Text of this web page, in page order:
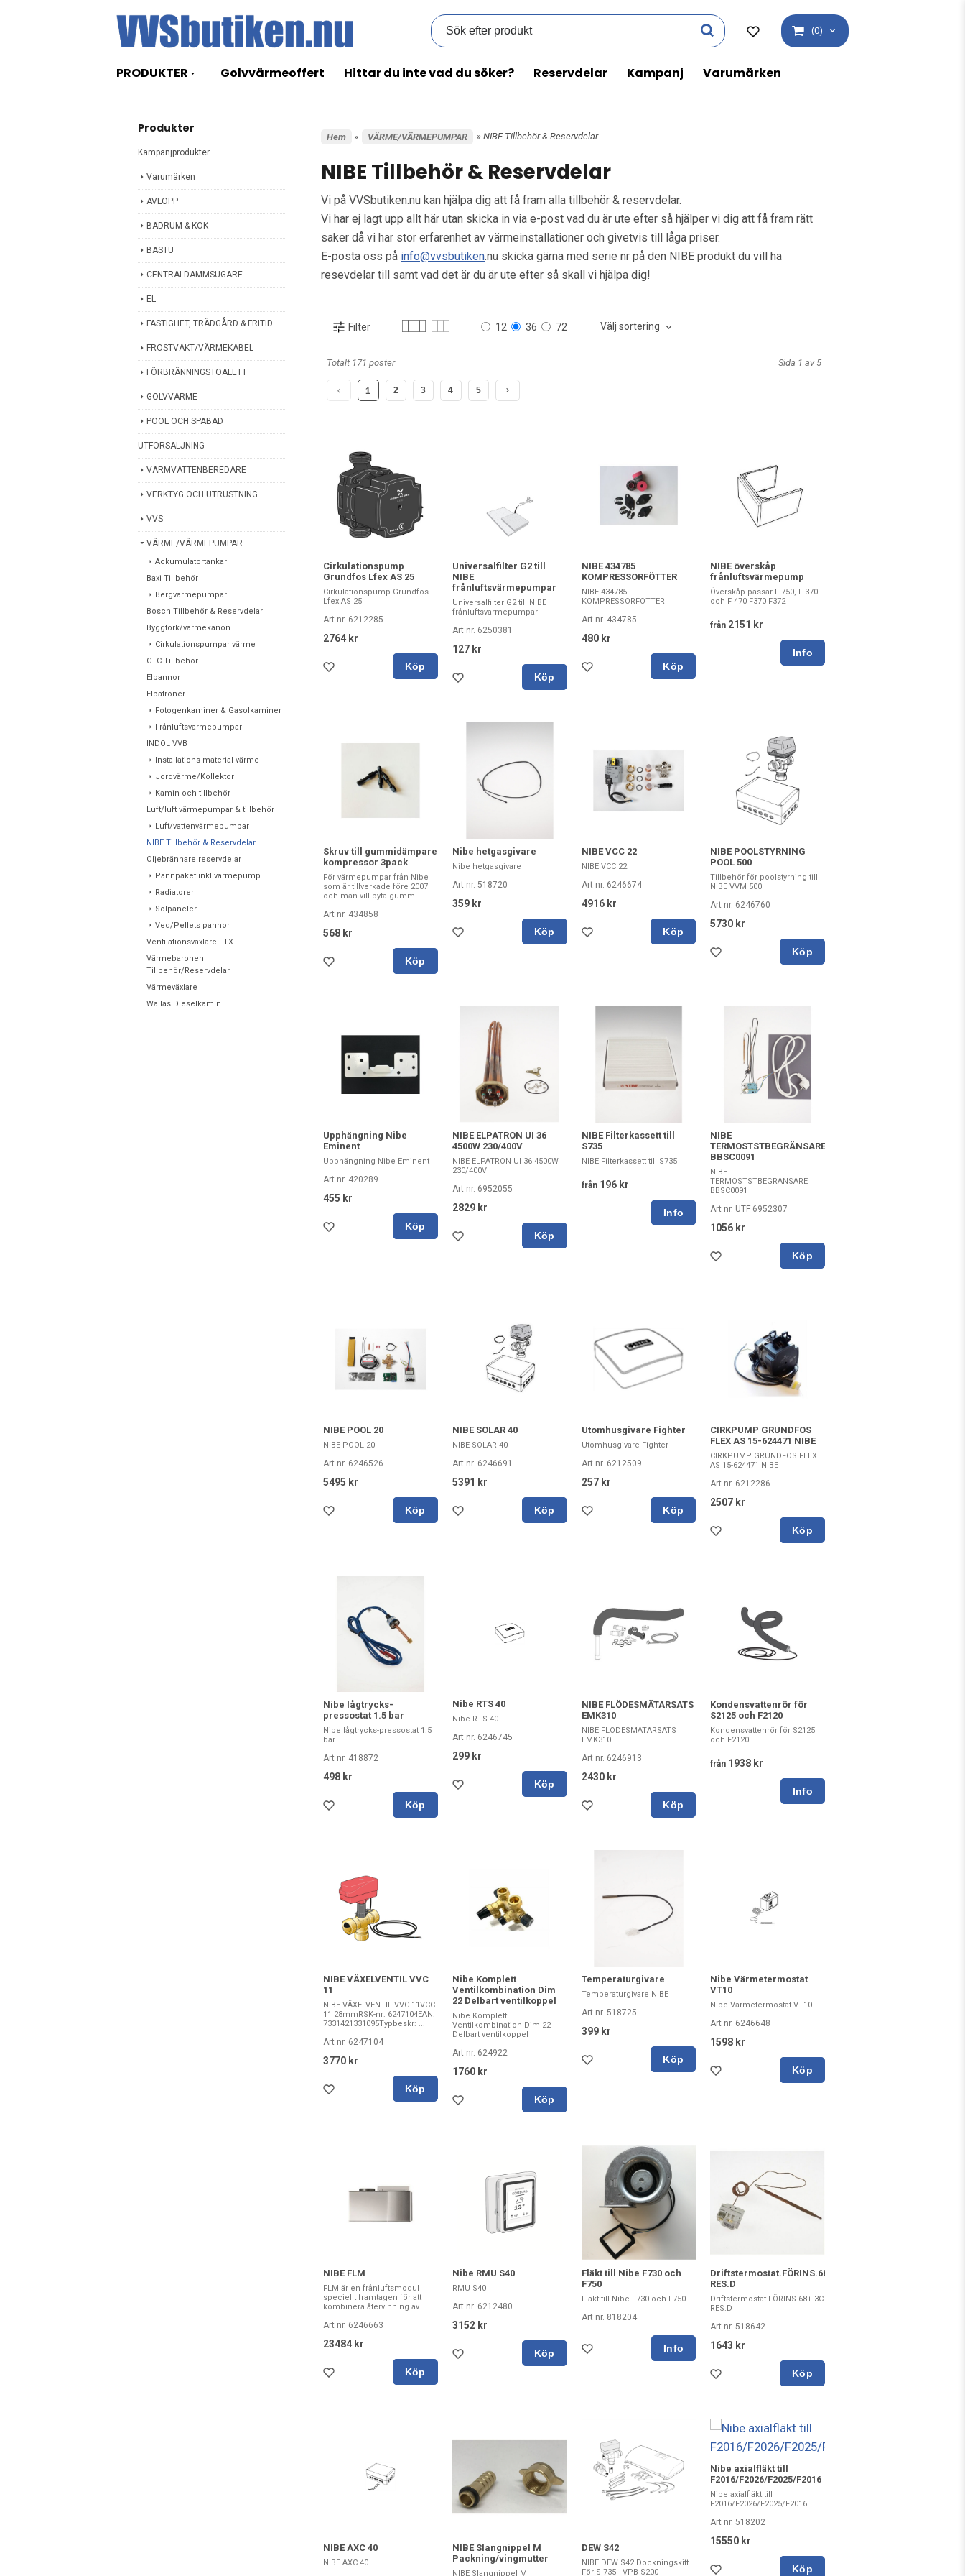
(0)
PRODUKTER Golvvärmeoffert Hittar du inte vad du söker? Reservdelar Kampanj Varumärken
Produkter
Kampanjprodukter
Varumärken
AVLOPP
BADRUM & KÖK
BASTU
CENTRALDAMMSUGARE
EL
FASTIGHET, TRÄDGÅRD & FRITID
FROSTVAKT/VÄRMEKABEL
FÖRBRÄNNINGSTOALETT
GOLVVÄRME
POOL OCH SPABAD
UTFÖRSÄLJNING
VARMVATTENBEREDARE
VERKTYG OCH UTRUSTNING
VVS
VÄRME/VÄRMEPUMPAR
Ackumulatortankar
Baxi Tillbehör
Bergvärmepumpar
Bosch Tillbehör & Reservdelar
Byggtork/värmekanon
Cirkulationspumpar värme
CTC Tillbehör
Elpannor
Elpatroner
Fotogenkaminer & Gasolkaminer
Frånluftsvärmepumpar
INDOL VVB
Installations material värme
Jordvärme/Kollektor
Kamin och tillbehör
Luft/luft värmepumpar & tillbehör
Luft/vattenvärmepumpar
NIBE Tillbehör & Reservdelar
Oljebrännare reservdelar
Pannpaket inkl värmepump
Radiatorer
Solpaneler
Ved/Pellets pannor
Ventilationsväxlare FTX
Värmebaronen
Tillbehör/Reservdelar
Värmeväxlare
Wallas Dieselkamin
Hem » VÄRME/VÄRMEPUMPAR » NIBE Tillbehör & Reservdelar
NIBE Tillbehör & Reservdelar
Vi på VVSbutiken.nu kan hjälpa dig att få fram alla tillbehör & reservdelar.
Vi har ej lagt upp allt här utan skicka in via e-post vad du är ute efter så hjälper vi dig att få fram rätt
saker då vi har stor erfarenhet av värmeinstallationer och givetvis till låga priser.
E-posta oss på info@vvsbutiken.nu skicka gärna med serie nr på den NIBE produkt du vill ha
resevdelar till samt vad det är du är ute efter så skall vi hjälpa dig!
Filter 12 36 72 Välj sortering
Totalt 171 poster Sida 1 av 5
1 2 3 4 5
Cirkulationspump
Grundfos Lfex AS 25
Cirkulationspump Grundfos
Lfex AS 25
Art nr. 6212285
2764 kr
Köp
Universalfilter G2 till
NIBE
frånluftsvärmepumpar
Universalfilter G2 till NIBE
frånluftsvärmepumpar
Art nr. 6250381
127 kr
Köp
NIBE 434785
KOMPRESSORFÖTTER
NIBE 434785
KOMPRESSORFÖTTER
Art nr. 434785
480 kr
Köp
NIBE överskåp
frånluftsvärmepump
Överskåp passar F-750, F-370
och F 470 F370 F372
från 2151 kr
Skruv till gummidämpare
kompressor 3pack
För värmepumpar från Nibe
som är tillverkade före 2007
och man vill byta gumm...
Art nr. 434858
568 kr
Köp
Nibe hetgasgivare
Nibe hetgasgivare
Art nr. 518720
359 kr
Köp
NIBE VCC 22
NIBE VCC 22
Art nr. 6246674
4916 kr
Köp
NIBE POOLSTYRNING
POOL 500
Tillbehör för poolstyrning till
NIBE VVM 500
Art nr. 6246760
5730 kr
Köp
Upphängning Nibe
Eminent
Upphängning Nibe Eminent
Art nr. 420289
455 kr
Köp
NIBE ELPATRON UI 36
4500W 230/400V
NIBE ELPATRON UI 36 4500W
230/400V
Art nr. 6952055
2829 kr
Köp
NIBE Filterkassett till
S735
NIBE Filterkassett till S735
från196 kr
NIBE
TERMOSTSTBEGRÄNSARE
BBSC0091
NIBE
TERMOSTSTBEGRÄNSARE
BBSC0091
Art nr. UTF 6952307
1056 kr
Köp
NIBE POOL 20
NIBE POOL 20
Art nr. 6246526
5495 kr
Köp
NIBE SOLAR 40
NIBE SOLAR 40
Art nr. 6246691
5391 kr
Köp
Utomhusgivare Fighter
Utomhusgivare Fighter
Art nr. 6212509
257 kr
Köp
CIRKPUMP GRUNDFOS
FLEX AS 15-624471 NIBE
CIRKPUMP GRUNDFOS FLEX
AS 15-624471 NIBE
Art nr. 6212286
2507 kr
Köp
Nibe lågtrycks-
pressostat 1.5 bar
Nibe lågtrycks-pressostat 1.5
bar
Art nr. 418872
498 kr
Köp
Nibe RTS 40
Nibe RTS 40
Art nr. 6246745
299 kr
Köp
NIBE FLÖDESMÄTARSATS
EMK310
NIBE FLÖDESMÄTARSATS
EMK310
Art nr. 6246913
2430 kr
Köp
Kondensvattenrör för
S2125 och F2120
Kondensvattenrör för S2125
och F2120
från 1938 kr
NIBE VÄXELVENTIL VVC
11
NIBE VÄXELVENTIL VVC 11VCC
11 28mmRSK-nr: 6247104EAN:
7331421331095Typbeskr: ...
Art nr. 6247104
3770 kr
Köp
Nibe Komplett
Ventilkombination Dim
22 Delbart ventilkoppel
Nibe Komplett
Ventilkombination Dim 22
Delbart ventilkoppel
Art nr. 624922
1760 kr
Köp
Temperaturgivare
Temperaturgivare NIBE
Art nr. 518725
399 kr
Köp
Nibe Värmetermostat
VT10
Nibe Värmetermostat VT10
Art nr. 6246648
1598 kr
Köp
NIBE FLM
FLM är en frånluftsmodul
speciellt framtagen för att
kombinera återvinning av...
Art nr. 6246663
23484 kr
Köp
Nibe RMU S40
RMU S40
Art nr. 6212480
3152 kr
Köp
Fläkt till Nibe F730 och
F750
Fläkt till Nibe F730 och F750
Art nr. 818204
Driftstermostat.FÖRINS.68+-3C
RES.D
Driftstermostat.FÖRINS.68+-3C
RES.D
Art nr. 518642
1643 kr
Köp
NIBE AXC 40
NIBE AXC 40
NIBE Slangnippel M
Packning/vingmutter
NIBE Slangnippel M
DEW S42
NIBE DEW S42 Dockningskitt
För S 735 - VPB S200
Nibe axialfläkt till
F2016/F2026/F2025/F2016
Nibe axialfläkt till
F2016/F2026/F2025/F2016
Art nr. 518202
15550 kr
Köp